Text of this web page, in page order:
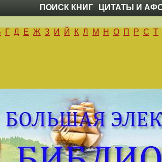
ПОИСК КНИГ ЦИТАТЫ И
Г Д Е Ж З И Й К Л М Н О П Р С Т